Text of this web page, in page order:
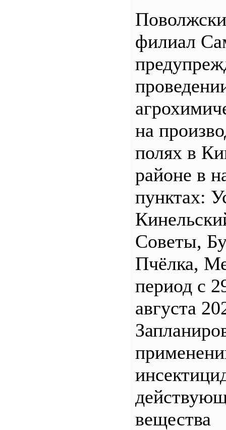
филиал
на
полях в
районе в
пунктах:
Советы,
Пчёлка,
период с
августа
вещества